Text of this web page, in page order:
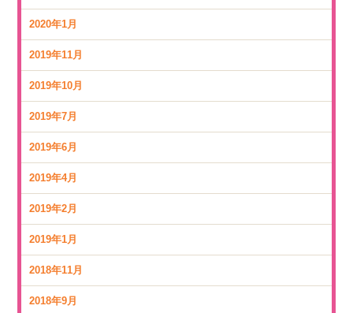
2020年1月
2019年11月
2019年10月
2019年7月
2019年6月
2019年4月
2019年2月
2019年1月
2018年11月
2018年9月